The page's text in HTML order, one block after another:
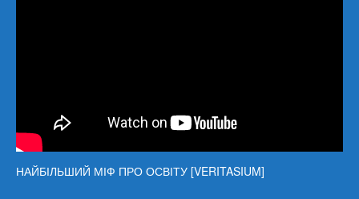
НАЙБІЛЬШИЙ МІФ ПРО ОСВІТУ [VERITASIUM]